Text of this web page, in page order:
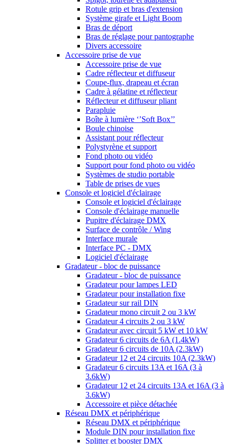
Rotule grip et bras d'extension
Système girafe et Light Boom
Bras de déport
Bras de réglage pour pantographe
Divers accessoire
Accessoire prise de vue
Accessoire prise de vue
Cadre réflecteur et diffuseur
Coupe-flux, drapeau et écran
Cadre à gélatine et réflecteur
Réflecteur et diffuseur pliant
Parapluie
Boîte à lumière ‘’Soft Box’’
Boule chinoise
Assistant pour réflecteur
Polystyrène et support
Fond photo ou vidéo
Support pour fond photo ou vidéo
Systèmes de studio portable
Table de prises de vues
Console et logiciel d'éclairage
Console et logiciel d'éclairage
Console d'éclairage manuelle
Pupitre d'éclairage DMX
Surface de contrôle / Wing
Interface murale
Interface PC - DMX
Logiciel d'éclairage
Gradateur - bloc de puissance
Gradateur - bloc de puissance
Gradateur pour lampes LED
Gradateur pour installation fixe
Gradateur sur rail DIN
Gradateur mono circuit 2 ou 3 kW
Gradateur 4 circuits 2 ou 3 kW
Gradateur avec circuit 5 kW et 10 kW
Gradateur 6 circuits de 6A (1.4kW)
Gradateur 6 circuits de 10A (2.3kW)
Gradateur 12 et 24 circuits 10A (2.3kW)
Gradateur 6 circuits 13A et 16A (3 à
3.6kW)
Gradateur 12 et 24 circuits 13A et 16A (3 à
3.6kW)
Accessoire et pièce détachée
Réseau DMX et périphérique
Réseau DMX et périphérique
Module DIN pour installation fixe
Splitter et booster DMX